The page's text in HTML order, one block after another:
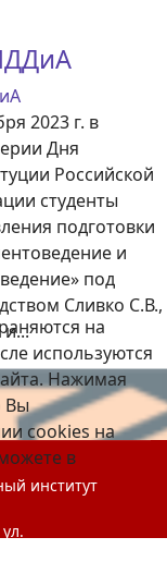
2023 г. в
Дня
Российской
студенты
подготовки
и
под
Сливко С.В.,
институт
на
используются
Нажимая
Вы
cookies на
в